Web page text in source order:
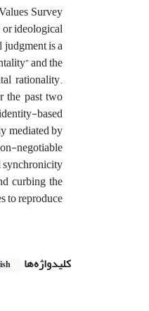
Survey
ideological
is a
and the
rationality.
the past two
based
mediated by
negotiable
curbing the
to reproduce
کلیدواژه‌ها